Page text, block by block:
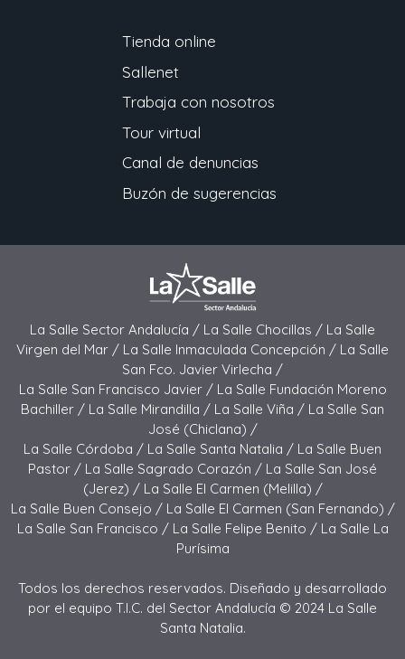
Tienda online
Sallenet
Trabaja con nosotros
Tour virtual
Canal de denuncias
Buzón de sugerencias
La Salle Sector Andalucía / La Salle Chocillas / La Salle
Virgen del Mar / La Salle Inmaculada Concepción / La Salle
San Fco. Javier Virlecha /
La Salle San Francisco Javier / La Salle Fundación Moreno
Bachiller / La Salle Mirandilla / La Salle Viña / La Salle San
José (Chiclana) /
La Salle Córdoba / La Salle Santa Natalia / La Salle Buen
Pastor / La Salle Sagrado Corazón / La Salle San José
(Jerez) / La Salle El Carmen (Melilla) /
La Salle Buen Consejo / La Salle El Carmen (San Fernando) /
La Salle San Francisco / La Salle Felipe Benito / La Salle La
Purísima
Todos los derechos reservados. Diseñado y desarrollado
por el equipo T.I.C. del Sector Andalucía © 2024 La Salle
Santa Natalia.